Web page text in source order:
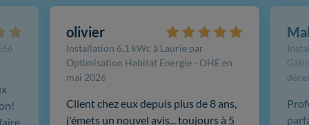
olivier
Installation 6,1 kWc à Laurie par
Optimisation Habitat Energie - OHE en
mai 2026
Client chez eux depuis plus de 8 ans,
j'émets un nouvel avis... toujours à 5